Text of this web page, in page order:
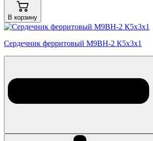
В корзину
Сердечник ферритовый М9ВН-2 К5х3х1